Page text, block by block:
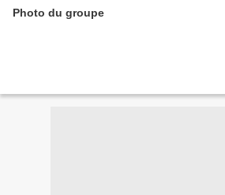
Photo du groupe